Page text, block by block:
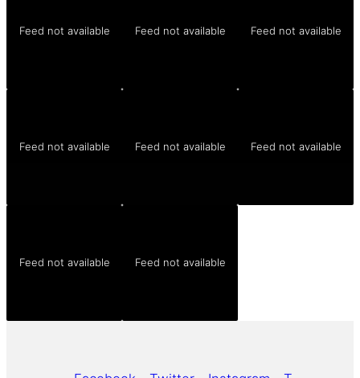
Feed not available Feed not available Feed not available
Feed not available Feed not available Feed not available
Feed not available Feed not available